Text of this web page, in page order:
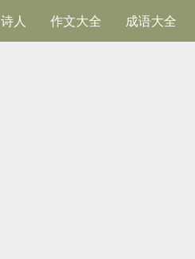
诗人 作文大全 成语大全